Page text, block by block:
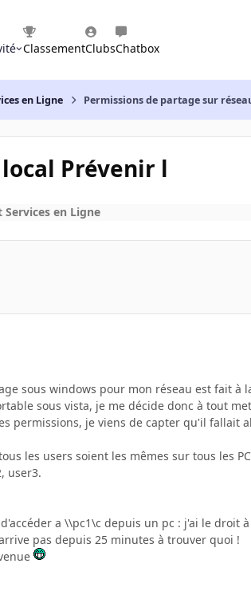
ClassementClubsChatbox
en Ligne Permissions de partage sur
Prévenir l
en Ligne
sous windows pour mon réseau est fait à
sous vista, je me décide donc à tout
je viens de capter qu'il fallait
les users soient les mêmes sur tous les
user3.
a \\pc1\c depuis un pc : j'ai le droit
pas depuis 25 minutes à trouver quoi !